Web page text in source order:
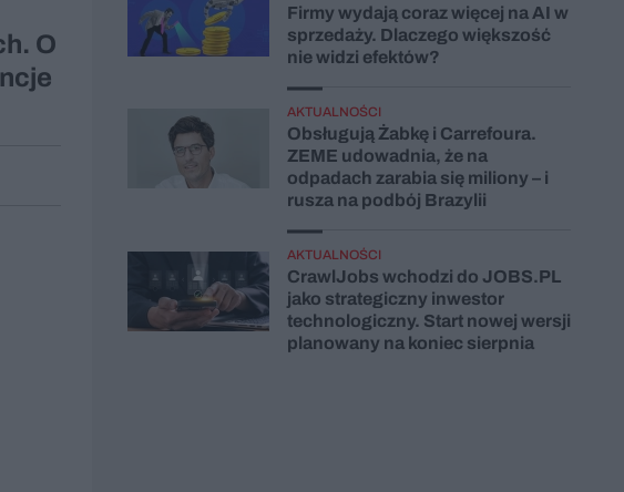
O
Firmy wydają coraz więcej na AI w
sprzedaży. Dlaczego większość
nie widzi efektów?
AKTUALNOŚCI
Obsługują Żabkę i Carrefoura.
ZEME udowadnia, że na
odpadach zarabia się miliony – i
rusza na podbój Brazylii
AKTUALNOŚCI
CrawlJobs wchodzi do JOBS.PL
jako strategiczny inwestor
technologiczny. Start nowej wersji
planowany na koniec sierpnia